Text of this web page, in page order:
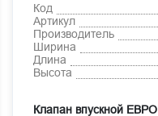
Код
Артикул
Производитель
Ширина
Длина
Высота
Клапан впускной ЕВРО